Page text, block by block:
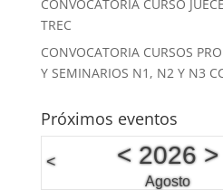
CONVOCATORIA CURSO
TREC
CONVOCATORIA CURSOS
Y SEMINARIOS N1, N2 Y N3
Próximos eventos
< < 2026>
Agosto